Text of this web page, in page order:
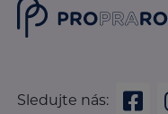
Sledujte nás: